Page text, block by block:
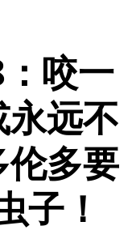
咬一
远不
多要
子！